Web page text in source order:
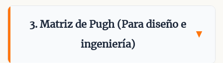
3. Matriz de Pugh (Para diseño e
ingeniería)